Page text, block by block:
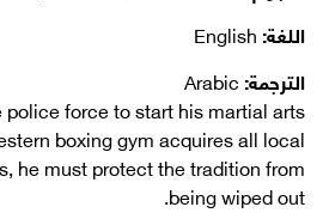
اللغة:
الترجمة:
force to start his martial arts
boxing gym acquires all local
he must protect the tradition from
being wiped out.